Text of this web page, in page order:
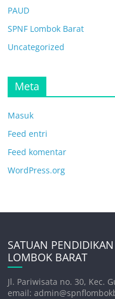
PAUD
SPNF Lombok Barat
Uncategorized
Meta
Masuk
Feed entri
Feed komentar
WordPress.org
SATUAN
LOMBOK BARAT
Jl. Pariwisata no. 30, Kec.
email: